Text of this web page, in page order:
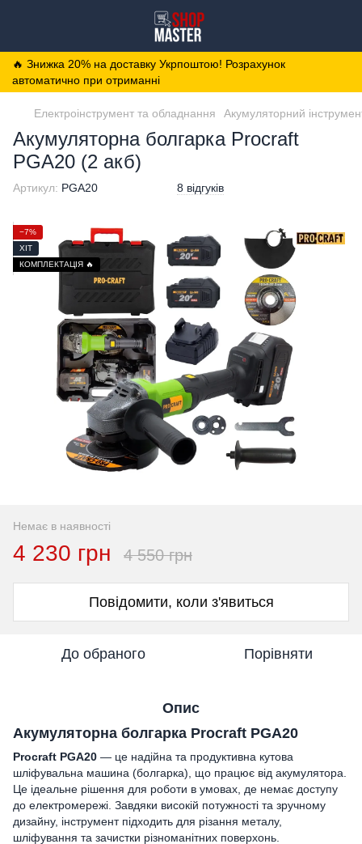
🔥 Знижка 20% на доставку Укрпоштою! Розрахунок
автоматично при отриманні
Електроінструмент та обладнання Акумуляторний
Акумуляторна болгарка Procraft
PGA20 (2 акб)
Артикул: PGA20 8 відгуків
−7%
ХІТ
КОМПЛЕКТАЦІЯ 🔥
Немає в наявності
4 230 грн 4 550 грн
Повідомити, коли з'явиться
До обраного Порівняти
Опис
Акумуляторна болгарка Procraft PGA20
Procraft PGA20 — це надійна та продуктивна кутова
шліфувальна машина (болгарка), що працює від акумулятора.
Це ідеальне рішення для роботи в умовах, де немає доступу
до електромережі. Завдяки високій потужності та зручному
дизайну, інструмент підходить для різання металу,
шліфування та зачистки різноманітних поверхонь.